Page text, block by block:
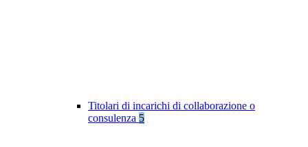
Titolari di incarichi di collaborazione o
consulenza 5